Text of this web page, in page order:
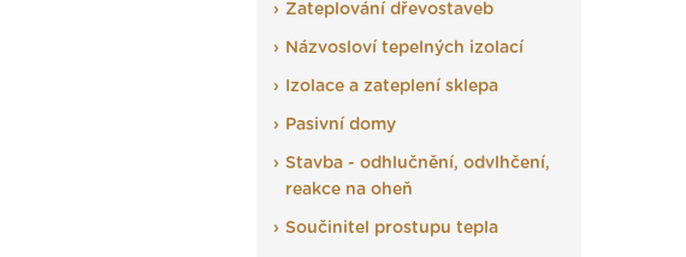
Zateplování dřevostaveb
Názvosloví tepelných izolací
Izolace a zateplení sklepa
Pasivní domy
Stavba - odhlučnění, odvlhčení,
reakce na oheň
Součinitel prostupu tepla